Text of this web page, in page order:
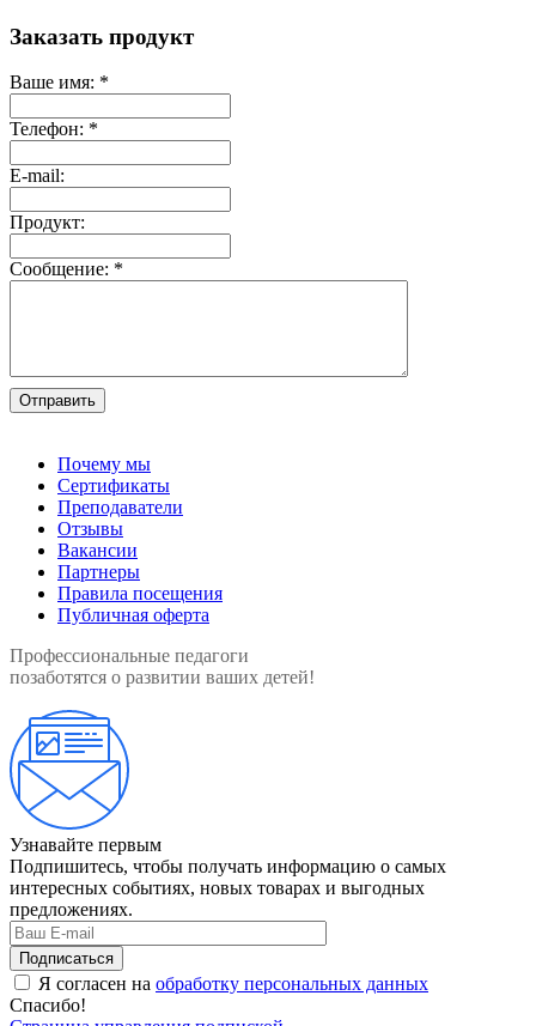
Заказать продукт
Ваше имя: *
Телефон: *
E-mail:
Продукт:
Сообщение: *
Почему мы
Сертификаты
Преподаватели
Отзывы
Вакансии
Партнеры
Правила посещения
Публичная оферта
Профессиональные педагоги
позаботятся о развитии ваших детей!
Узнавайте первым
Подпишитесь, чтобы получать информацию о самых
интересных событиях, новых товарах и выгодных
предложениях.
Я согласен на обработку персональных данных
Спасибо!